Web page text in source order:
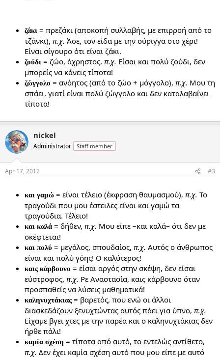
ζάκι = πρεζάκι (αποκοπή συλλαβής, με επιρροή από το
τζάνκι), π.χ. Άσε, τον είδα με την σύριγγα στο χέρι!
Είναι σίγουρο ότι είναι ζάκι.
ζούδι = ζώο, άχρηστος, π.χ. Είσαι και πολύ ζούδι, δεν
μπορείς να κάνεις τίποτα!
ζώγγολο = ανόητος (από το ζώο + μόγγολο), π.χ. Μου τη
σπάει, γιατί είναι πολύ ζώγγολο και δεν καταλαβαίνει
τίποτα!
nickel
Administrator Staff member
Apr 17, 2012 #3
και γαμώ = είναι τέλειο (έκφραση θαυμασμού), π.χ. Το
τραγούδι που μου έστειλες είναι και γαμώ τα
τραγούδια. Τέλειο!
και καλά= δήθεν, π.χ. Μου είπε –και καλά– ότι δεν με
σκέφτεται!
και πολύ = μεγάλος, σπουδαίος, π.χ. Αυτός ο άνθρωπος
είναι και πολύ γόης! Ο καλύτερος!
καις κάρβουνο = είσαι αργός στην σκέψη, δεν είσαι
εύστροφος, π.χ. Ρε Αναστασία, καις κάρβουνο όταν
προσπαθείς να λύσεις μαθηματικά!
καληνυχτάκιας= βαρετός, που ενώ οι άλλοι
διασκεδάζουν ξενυχτώντας αυτός πάει για ύπνο, π.χ.
Είχαμε βγει χτες με την παρέα και ο καληνυχτάκιας δεν
ήρθε πάλι!
καμία σχέση = τίποτα από αυτό, το εντελώς αντίθετο,
π.χ. Δεν έχει καμία σχέση αυτό που μου είπε με αυτό